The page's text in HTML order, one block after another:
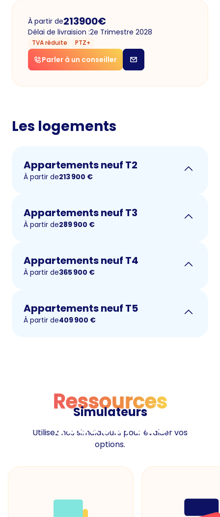
À partir de213900€
Délai de livraision :2e Trimestre 2028
TVA réduite PTZ+
Parler à un conseiller
Les logements
Appartements neuf T2
À partir de213 900 €
Appartements neuf T3
À partir de289 900 €
Appartements neuf T4
À partir de365 900 €
Appartements neuf T5
À partir de409 900 €
Ressources
Ressources
Simulateurs
Utilisez nos simulateurs pour évaluer vos
options.